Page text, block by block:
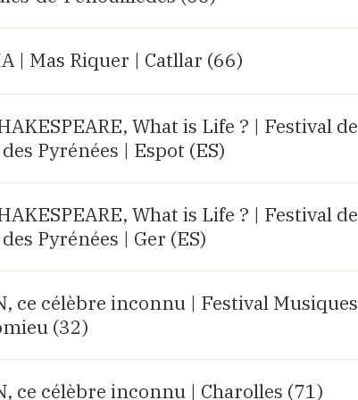
| Mas Riquer | Catllar (66)
What is Life ? | Festival de
Pyrénées | Espot (ES)
What is Life ? | Festival de
Pyrénées | Ger (ES)
ce célèbre inconnu | Festival Musiques
(32)
ce célèbre inconnu | Charolles (71)